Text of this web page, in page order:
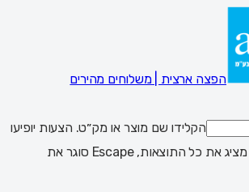
הפצה ארצית | משלוחים מהירים
הקלידו שם מוצר או מק״ט. הצעות יופיעו
מתחת לשדה; Enter מציג את כל התוצאות, Escape סוגר את